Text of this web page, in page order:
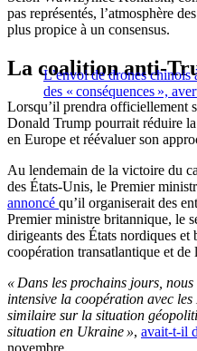
pas représentés, l’atmosphère
plus propice à un consensus.
L’envoi de drones chinois
des « conséquences »,
La coalition anti-
Lorsqu’il prendra officiellement
Donald Trump pourrait réduire
en Europe et réévaluer son
Au lendemain de la victoire du
des États-Unis, le Premier
annoncé qu’il organiserait des
Premier ministre britannique, le
dirigeants des États nordiques et
coopération transatlantique et de
« Dans les prochains jours,
intensive la coopération avec
similaire sur la situation
situation en Ukraine », avait-t-il
novembre.